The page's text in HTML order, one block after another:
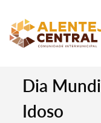
Dia
Idoso